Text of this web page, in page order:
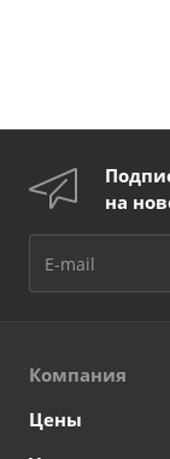
на
Компания
Цены